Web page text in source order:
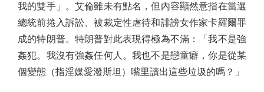
我的雙手」。艾倫雖未有點名，但內容顯然意指在當選
總統前捲入訴訟、被裁定性虐待和誹謗女作家卡羅爾罪
成的特朗普。特朗普對此表現得極為不滿：「我不是強
姦犯。我沒有強姦任何人。我也不是戀童癖，你是從某
個變態（指淫媒愛潑斯坦）嘴里讀出這些垃圾的嗎？」